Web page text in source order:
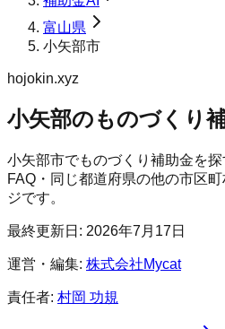
富山県
小矢部市
hojokin.xyz
小矢部のものづくり
小矢部市でものづくり補助金を
FAQ・同じ都道府県の他の市区
ジです。
最終更新日: 2026年7月17日
運営・編集: 株式会社Mycat
責任者: 村岡 功規